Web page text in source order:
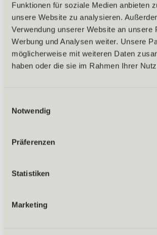
Funktionen für soziale Medien anbieten
unsere Website zu analysieren.
Verwendung unserer Website an unsere
Werbung und Analysen weiter. Unsere
möglicherweise mit weiteren Daten
haben oder die sie im Rahmen Ihrer
Notwendig
Präferenzen
Statistiken
Marketing
Alles zu Biken & Radfahren